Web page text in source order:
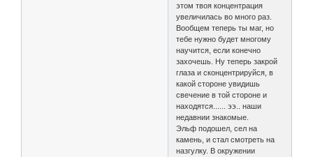
этом твоя концентрация
увеличилась во много раз.
Вообщем теперь ты маг, но
тебе нужно будет многому
научится, если конечно
захочешь. Ну теперь закрой
глаза и сконцентрируйся, в
какой стороне увидишь
свечение в той стороне и
находятся...... ээ.. наши
недавнии знакомые.
Эльф подошел, сел на
камень, и стал смотреть на
назгулку. В окружении